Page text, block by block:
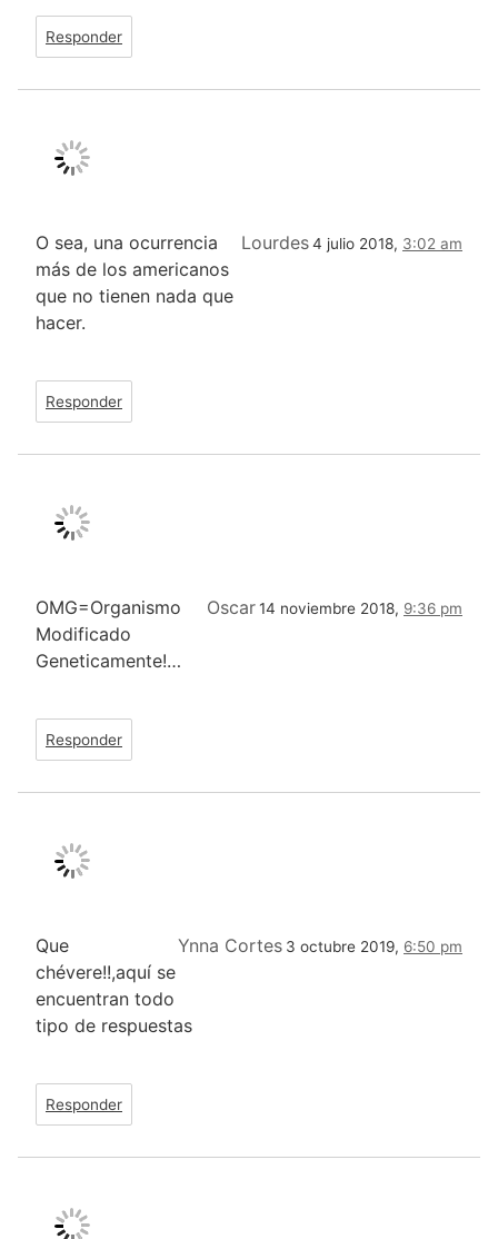
Responder
Lourdes4 julio 2018, 3:02 am
O sea, una ocurrencia
más de los americanos
que no tienen nada que
hacer.
Responder
Oscar14 noviembre 2018, 9:36 pm
OMG=Organismo
Modificado
Geneticamente!…
Responder
Ynna Cortes 3 octubre 2019, 6:50 pm
Que
chévere!!,aquí se
encuentran todo
tipo de respuestas
Responder